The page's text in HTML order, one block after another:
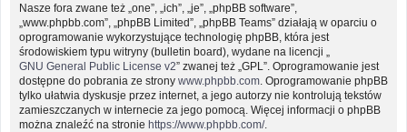
Nasze fora zwane też „one”, „ich”, „je”, „phpBB software”,
„www.phpbb.com”, „phpBB Limited”, „phpBB Teams” działają w oparciu o
oprogramowanie wykorzystujące technologię phpBB, która jest
środowiskiem typu witryny (bulletin board), wydane na licencji „
GNU General Public License v2” zwanej też „GPL”. Oprogramowanie jest
dostępne do pobrania ze strony www.phpbb.com . Oprogramowanie phpBB
tylko ułatwia dyskusje przez internet, a jego autorzy nie kontrolują tekstów
zamieszczanych w internecie za jego pomocą. Więcej informacji o phpBB
można znaleźć na stronie https://www.phpbb.com/.